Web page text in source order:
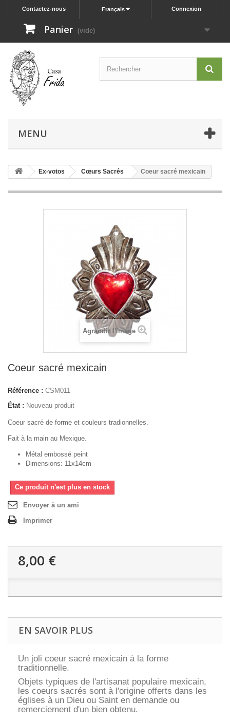
Connexion
Français
Contactez-nous
Panier (vide)
MENU
Ex-votos Cœurs Sacrés Coeur sacré mexicain
Agrandir l'image
Coeur sacré mexicain
Référence : CSM011
État : Nouveau produit
Coeur sacré de forme et couleurs tradionnelles.
Fait à la main au Mexique.
Métal embossé peint
Dimensions: 11x14cm
Ce produit n'est plus en stock
Envoyer à un ami
Imprimer
8,00 €
EN SAVOIR PLUS
Un joli coeur sacré mexicain à la forme
traditionnelle.
Objets typiques de l'artisanat populaire mexicain,
les coeurs sacrés sont à l'origine offerts dans les
églises à un Dieu ou Saint en demande ou
remerciement d'un bien obtenu.